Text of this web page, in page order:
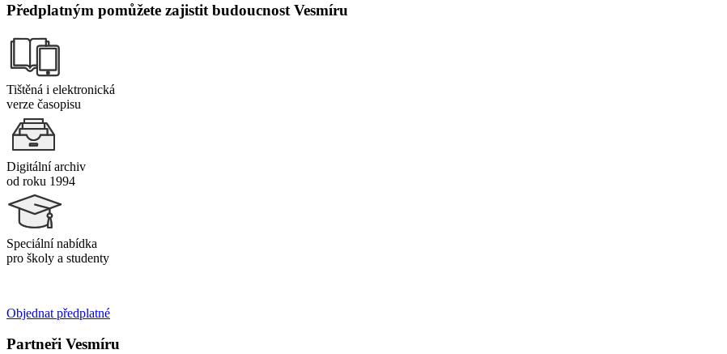
Předplatným pomůžete zajistit budoucnost Vesmíru
Tištěná i elektronická
verze časopisu
Digitální archiv
od roku 1994
Speciální nabídka
pro školy a studenty
Objednat předplatné
Partneři Vesmíru